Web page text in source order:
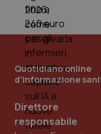
Quotidiano online
d'informazione
Direttore
responsabile